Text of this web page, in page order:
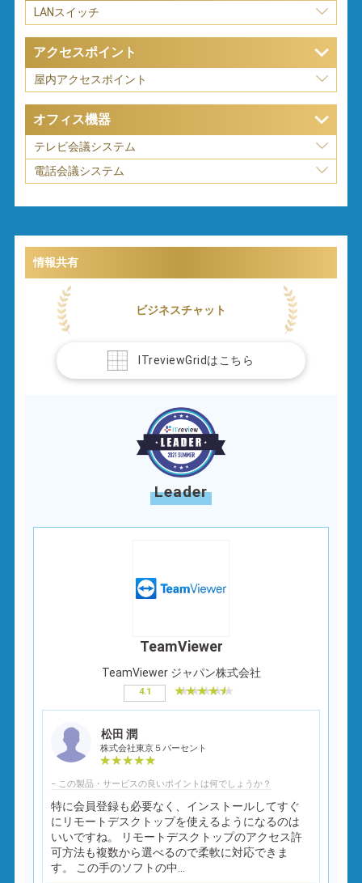
LANスイッチ
アクセスポイント
屋内アクセスポイント
オフィス機器
テレビ会議システム
電話会議システム
情報共有
ビジネスチャット
ITreviewGridはこちら
Leader
TeamViewer
TeamViewer ジャパン株式会社
4.1
松田 潤
株式会社東京５パーセント
− この製品・サービスの良いポイントは何でしょうか？
特に会員登録も必要なく、インストールしてすぐ
にリモートデスクトップを使えるようになるのは
いいですね。 リモートデスクトップのアクセス許
可方法も複数から選べるので柔軟に対応できま
す。 この手のソフトの中...